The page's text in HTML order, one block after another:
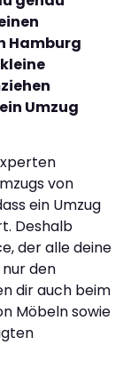
Hamburg
Umzug
von
ein Umzug
Deshalb
der alle deine
den
dir auch beim
Möbeln sowie